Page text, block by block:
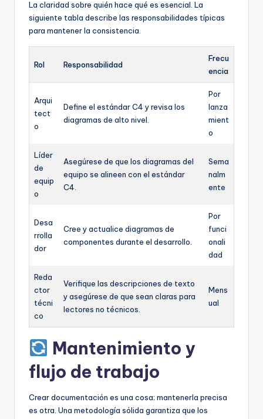
La claridad sobre quién hace qué es esencial. La
siguiente tabla describe las responsabilidades típicas
para mantener la consistencia.
Rol Responsabilidad
Frecu
encia
Arqui
tect
o
Define el estándar C4 y revisa los
diagramas de alto nivel.
Por
lanza
mient
o
Líder
de
equip
o
Asegúrese de que los diagramas del
equipo se alineen con el estándar
C4.
Sema
nalm
ente
Desa
rrolla
dor
Cree y actualice diagramas de
componentes durante el desarrollo.
Por
funci
onali
dad
Reda
ctor
técni
co
Verifique las descripciones de texto
y asegúrese de que sean claras para
lectores no técnicos.
Mens
ual
Mantenimiento y
flujo de trabajo
Crear documentación es una cosa; mantenerla precisa
es otra. Una metodología sólida garantiza que los